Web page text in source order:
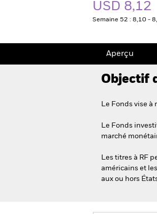
USD 8,12
Semaine 52 : 8,10 -
Aperçu
Objectif
Le Fonds vise
Le Fonds
marché
Les titres à RF
américains et
aux ou hors